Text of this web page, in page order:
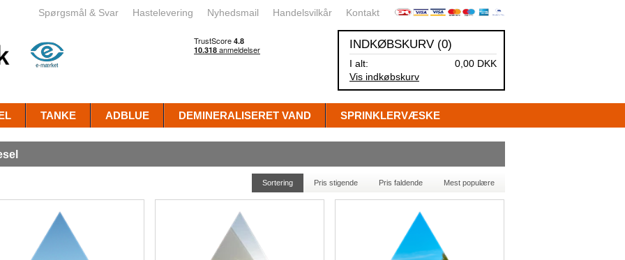
Spørgsmål & Svar Hastelevering Nyhedsmail Handelsvilkår Kontakt
INDKØBSKURV (0)
I alt: 0,00 DKK
Vis indkøbskurv
TANKE ADBLUE DEMINERALISERET VAND SPRINKLERVÆSKE
Sortering Pris stigende Pris faldende Mest populære